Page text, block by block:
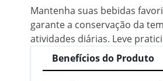
Mantenha suas bebidas
garante a conservação da
atividades diárias. Leve
Benefícios do Produto